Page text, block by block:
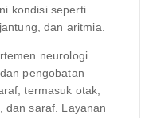
kondisi seperti
dan aritmia.
neurologi
pengobatan
termasuk otak,
dan saraf. Layanan